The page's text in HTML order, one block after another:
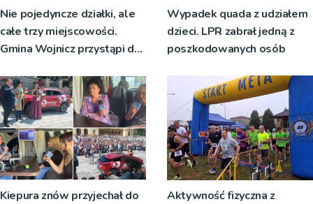
Nie pojedyncze działki, ale
całe trzy miejscowości.
Gmina Wojnicz przystąpi do
planistycznych
Wypadek quada z udziałem
dzieci. LPR zabrał jedną z
poszkodowanych osób
Kiepura znów przyjechał do
Aktywność fizyczna z